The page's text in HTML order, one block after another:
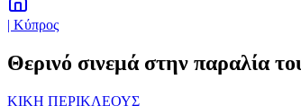
| Κύπρος
Θερινό σινεμά στην παραλία
ΚΙΚΗ ΠΕΡΙΚΛΕΟΥΣ